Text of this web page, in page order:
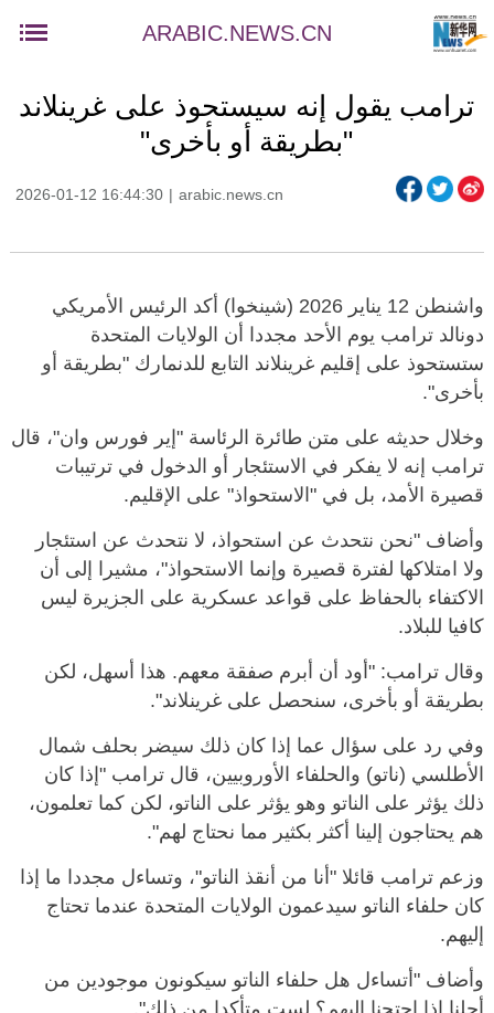
ARABIC.NEWS.CN
ترامب يقول إنه سيستحوذ على غرينلاند
"بطريقة أو بأخرى"
2026-01-12 16:44:30 | arabic.news.cn
واشنطن 12 يناير 2026 (شينخوا) أكد الرئيس الأمريكي
دونالد ترامب يوم الأحد مجددا أن الولايات المتحدة
ستستحوذ على إقليم غرينلاند التابع للدنمارك "بطريقة أو
بأخرى".
وخلال حديثه على متن طائرة الرئاسة "إير فورس وان"، قال
ترامب إنه لا يفكر في الاستئجار أو الدخول في ترتيبات
قصيرة الأمد، بل في "الاستحواذ" على الإقليم.
وأضاف "نحن نتحدث عن استحواذ، لا نتحدث عن استئجار
ولا امتلاكها لفترة قصيرة وإنما الاستحواذ"، مشيرا إلى أن
الاكتفاء بالحفاظ على قواعد عسكرية على الجزيرة ليس
كافيا للبلاد.
وقال ترامب: "أود أن أبرم صفقة معهم. هذا أسهل، لكن
بطريقة أو بأخرى، سنحصل على غرينلاند".
وفي رد على سؤال عما إذا كان ذلك سيضر بحلف شمال
الأطلسي (ناتو) والحلفاء الأوروبيين، قال ترامب "إذا كان
ذلك يؤثر على الناتو وهو يؤثر على الناتو، لكن كما تعلمون،
هم يحتاجون إلينا أكثر بكثير مما نحتاج لهم".
وزعم ترامب قائلا "أنا من أنقذ الناتو"، وتساءل مجددا ما إذا
كان حلفاء الناتو سيدعمون الولايات المتحدة عندما تحتاج
إليهم.
وأضاف "أتساءل هل حلفاء الناتو سيكونون موجودين من
أجلنا إذا احتجنا إليهم؟ لست متأكدا من ذلك".